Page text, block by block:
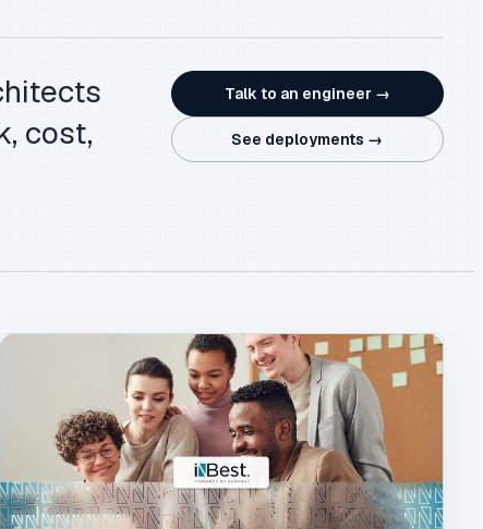
cost,
Talk to an engineer →
See deployments →